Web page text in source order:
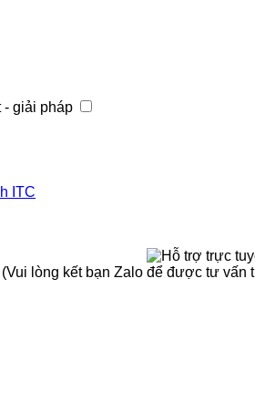
- giải pháp
ITC
(Vui lòng kết bạn Zalo để được tư vấn